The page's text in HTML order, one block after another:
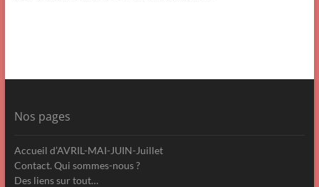
Nos pages
Accueil d’AVRIL-MAI-JUIN-Juillet
Contact. Qui sommes-nous ?
Des liens sur tout…